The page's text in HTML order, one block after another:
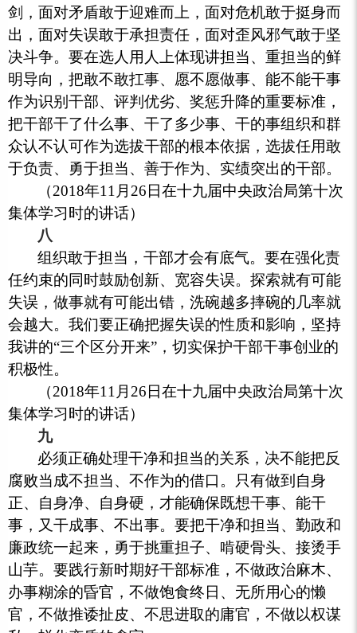
剑，面对矛盾敢于迎难而上，面对危机敢于挺身而
出，面对失误敢于承担责任，面对歪风邪气敢于坚
决斗争。要在选人用人上体现讲担当、重担当的鲜
明导向，把敢不敢扛事、愿不愿做事、能不能干事
作为识别干部、评判优劣、奖惩升降的重要标准，
把干部干了什么事、干了多少事、干的事组织和群
众认不认可作为选拔干部的根本依据，选拔任用敢
于负责、勇于担当、善于作为、实绩突出的干部。
（2018年11月26日在十九届中央政治局第十次
集体学习时的讲话）
八
组织敢于担当，干部才会有底气。要在强化责
任约束的同时鼓励创新、宽容失误。探索就有可能
失误，做事就有可能出错，洗碗越多摔碗的几率就
会越大。我们要正确把握失误的性质和影响，坚持
我讲的“三个区分开来”，切实保护干部干事创业的
积极性。
（2018年11月26日在十九届中央政治局第十次
集体学习时的讲话）
九
必须正确处理干净和担当的关系，决不能把反
腐败当成不担当、不作为的借口。只有做到自身
正、自身净、自身硬，才能确保既想干事、能干
事，又干成事、不出事。要把干净和担当、勤政和
廉政统一起来，勇于挑重担子、啃硬骨头、接烫手
山芋。要践行新时期好干部标准，不做政治麻木、
办事糊涂的昏官，不做饱食终日、无所用心的懒
官，不做推诿扯皮、不思进取的庸官，不做以权谋